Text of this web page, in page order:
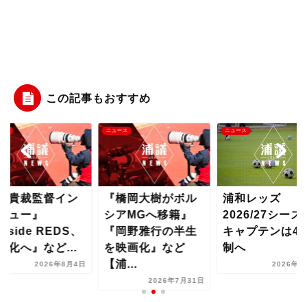
この記事もおすすめ
貴裁監督イン
ュー』
REDS、
化へ』など...
2026年8月4日
ニュース
『橋岡大樹がボル
シアMGへ移籍』
『岡野雅行の半生
を映画化』など
【浦...
2026年7月31日
ニュース
浦和レッズ
2026/27シーズ
キャプテンは4
制へ
2026年8